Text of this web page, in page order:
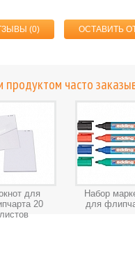
(0) ОСТАВИТЬ
продуктом часто
для
20
листов
Набор
для